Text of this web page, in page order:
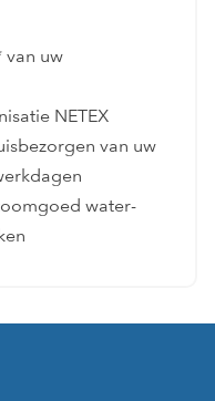
van uw
NETEX
van uw
water-